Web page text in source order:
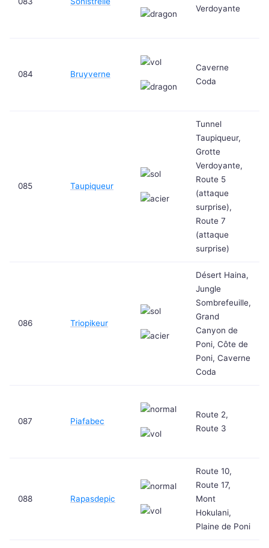
Verdoyante
084 Bruyverne
Caverne
Coda
085 Taupiqueur
Tunnel
Taupiqueur,
Grotte
Verdoyante,
Route 5
(attaque
surprise),
Route 7
(attaque
surprise)
086 Triopikeur
Désert Haina,
Jungle
Sombrefeuille,
Grand
Canyon de
Poni, Côte de
Poni, Caverne
Coda
087 Piafabec
Route 2,
Route 3
088 Rapasdepic
Route 10,
Route 17,
Mont
Hokulani,
Plaine de Poni